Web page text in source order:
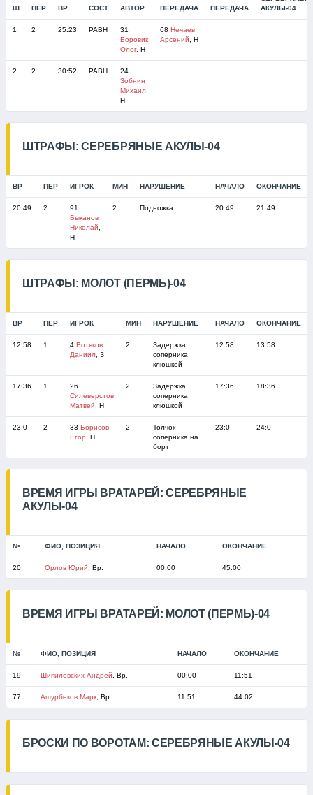
Ш ПЕР ВР СОСТ АВТОР ПЕРЕДАЧА ПЕРЕДАЧА
АКУЛЫ-04
1 2 25:23 РАВН
31
Боровик
Олег, Н
68 Нечаев
Арсений , Н
2 2 30:52 РАВН
24
Зобнин
Михаил,
Н
ШТРАФЫ: СЕРЕБРЯНЫЕ АКУЛЫ-04
ВР ПЕР ИГРОК МИН НАРУШЕНИЕ НАЧАЛО ОКОНЧАНИЕ
20:49 2
91
Быканов
Николай
Н
2 Подножка 20:49 21:49
ШТРАФЫ: МОЛОТ (ПЕРМЬ)-04
ВР ПЕР ИГРОК МИН НАРУШЕНИЕ НАЧАЛО ОКОНЧАНИЕ
12:58 1 4 Вотяков
Даниил, З
2
Задержка
соперника
клюшкой
12:58 13:58
17:36 1
26
Силеверстов
Матвей , Н
2
Задержка
соперника
клюшкой
17:36 18:36
23:0 2 33 Борисов
Егор , Н
2
Толчок
соперника на
борт
23:0 24:0
ВРЕМЯ ИГРЫ ВРАТАРЕЙ: СЕРЕБРЯНЫЕ
АКУЛЫ-04
№ ФИО, ПОЗИЦИЯ НАЧАЛО ОКОНЧАНИЕ
20 Орлов Юрий , Вр. 00:00 45:00
ВРЕМЯ ИГРЫ ВРАТАРЕЙ: МОЛОТ (ПЕРМЬ)-04
№ ФИО, ПОЗИЦИЯ НАЧАЛО ОКОНЧАНИЕ
19 Шипиловских Андрей , Вр. 00:00 11:51
77 Ашурбеков Марк, Вр. 11:51 44:02
БРОСКИ ПО ВОРОТАМ: СЕРЕБРЯНЫЕ АКУЛЫ-04